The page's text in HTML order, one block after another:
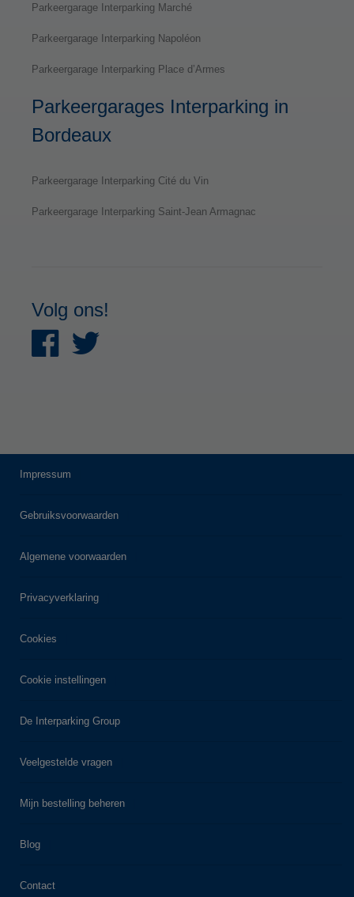
Parkeergarage Interparking Marché
Parkeergarage Interparking Napoléon
Parkeergarage Interparking Place d’Armes
Parkeergarages Interparking in
Bordeaux
Parkeergarage Interparking Cité du Vin
Parkeergarage Interparking Saint-Jean Armagnac
Volg ons!
Impressum
Gebruiksvoorwaarden
Algemene voorwaarden
Privacyverklaring
Cookies
Cookie instellingen
De Interparking Group
Veelgestelde vragen
Mijn bestelling beheren
Blog
Contact